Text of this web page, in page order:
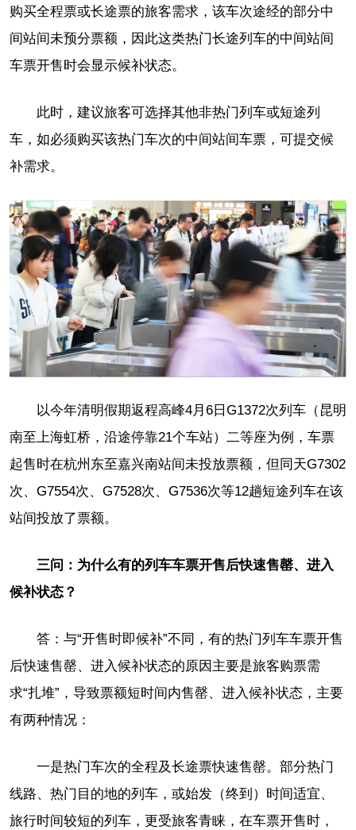
购买全程票或长途票的旅客需求，该车次途经的部分中
间站间未预分票额，因此这类热门长途列车的中间站间
车票开售时会显示候补状态。
此时，建议旅客可选择其他非热门列车或短途列
车，如必须购买该热门车次的中间站间车票，可提交候
补需求。
以今年清明假期返程高峰4月6日G1372次列车（昆明
南至上海虹桥，沿途停靠21个车站）二等座为例，车票
起售时在杭州东至嘉兴南站间未投放票额，但同天G7302
次、G7554次、G7528次、G7536次等12趟短途列车在该
站间投放了票额。
三问：为什么有的列车车票开售后快速售罄、进入
候补状态？
答：与“开售时即候补”不同，有的热门列车车票开售
后快速售罄、进入候补状态的原因主要是旅客购票需
求“扎堆”，导致票额短时间内售罄、进入候补状态，主要
有两种情况：
一是热门车次的全程及长途票快速售罄。部分热门
线路、热门目的地的列车，或始发（终到）时间适宜、
旅行时间较短的列车，更受旅客青睐，在车票开售时，